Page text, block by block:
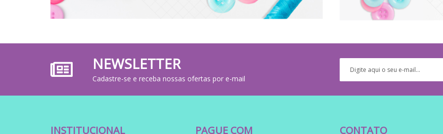
NEWSLETTER
Cadastre-se e receba nossas ofertas por e-mail
INSTITUCIONAL PAGUE COM CONTATO